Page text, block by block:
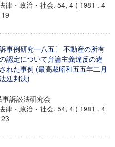
律・政治・社会. 54, 4 ( 1981 . 4
訴事例研究一八五〕 不動産の所有
認定について弁論主義違反の違
れた事例 (最高裁昭和五五年二月
廷判決)
訴訟法研究会
律・政治・社会. 54, 4 ( 1981 . 4